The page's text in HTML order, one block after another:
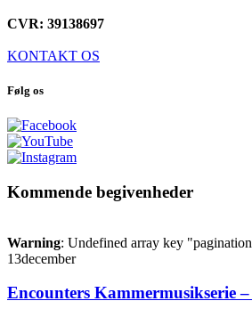
CVR: 39138697
KONTAKT OS
Følg os
Kommende begivenheder
Warning: Undefined array key
13december
Encounters Kammermusikserie